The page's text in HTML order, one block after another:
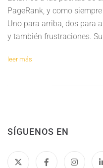
PageRank, y como
Uno para arriba, dos para
y también frustraciones.
leer más
SÍGUENOS EN